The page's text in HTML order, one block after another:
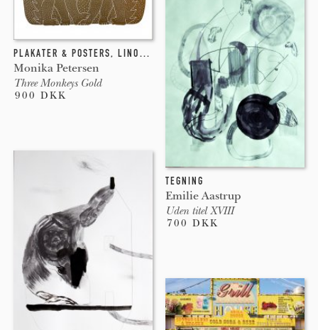
PLAKATER & POSTERS, LINOLEUMSTRYK
Monika Petersen
Three Monkeys Gold
900 DKK
TEGNING
Emilie Aastrup
Uden titel XVIII
700 DKK